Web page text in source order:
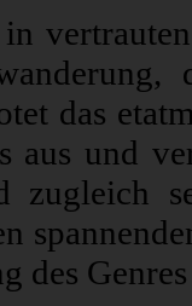
das
aus und
zugleich
des